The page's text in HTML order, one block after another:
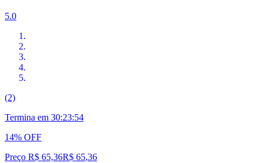
5.0
(2)
Termina em 30:23:53
14% OFF
Preço R$ 65,36R$ 65,36